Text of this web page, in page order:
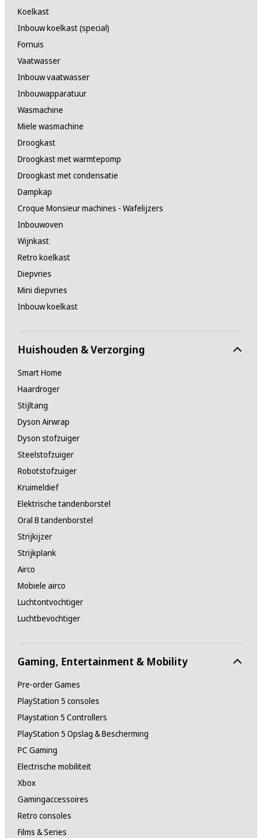
Koelkast
Inbouw koelkast (special)
Fornuis
Vaatwasser
Inbouw vaatwasser
Inbouwapparatuur
Wasmachine
Miele wasmachine
Droogkast
Droogkast met warmtepomp
Droogkast met condensatie
Dampkap
Croque Monsieur machines - Wafelijzers
Inbouwoven
Wijnkast
Retro koelkast
Diepvries
Mini diepvries
Inbouw koelkast
Huishouden & Verzorging
Smart Home
Haardroger
Stijltang
Dyson Airwrap
Dyson stofzuiger
Steelstofzuiger
Robotstofzuiger
Kruimeldief
Elektrische tandenborstel
Oral B tandenborstel
Strijkijzer
Strijkplank
Airco
Mobiele airco
Luchtontvochtiger
Luchtbevochtiger
Gaming, Entertainment & Mobility
Pre-order Games
PlayStation 5 consoles
Playstation 5 Controllers
PlayStation 5 Opslag & Bescherming
PC Gaming
Electrische mobiliteit
Xbox
Gamingaccessoires
Retro consoles
Films & Series